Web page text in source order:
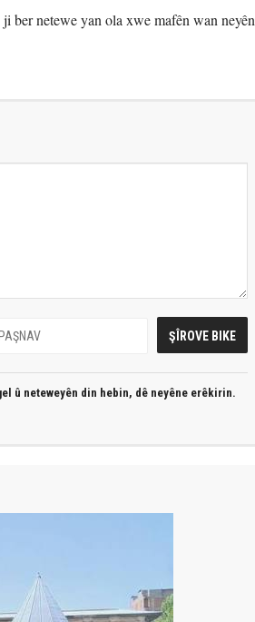
ber netewe yan ola xwe mafên wan neyên
û neteweyên din hebin, dê neyêne erêkirin.